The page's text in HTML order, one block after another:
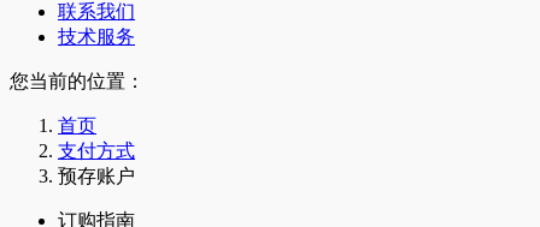
联系我们
技术服务
您当前的位置：
首页
支付方式
预存账户
订购指南